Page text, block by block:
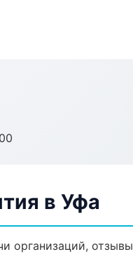
в Уфа
организаций,